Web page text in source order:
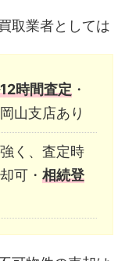
取業者としては
時間査定 ・
山支店あり
く、査定時
可・ 相続登